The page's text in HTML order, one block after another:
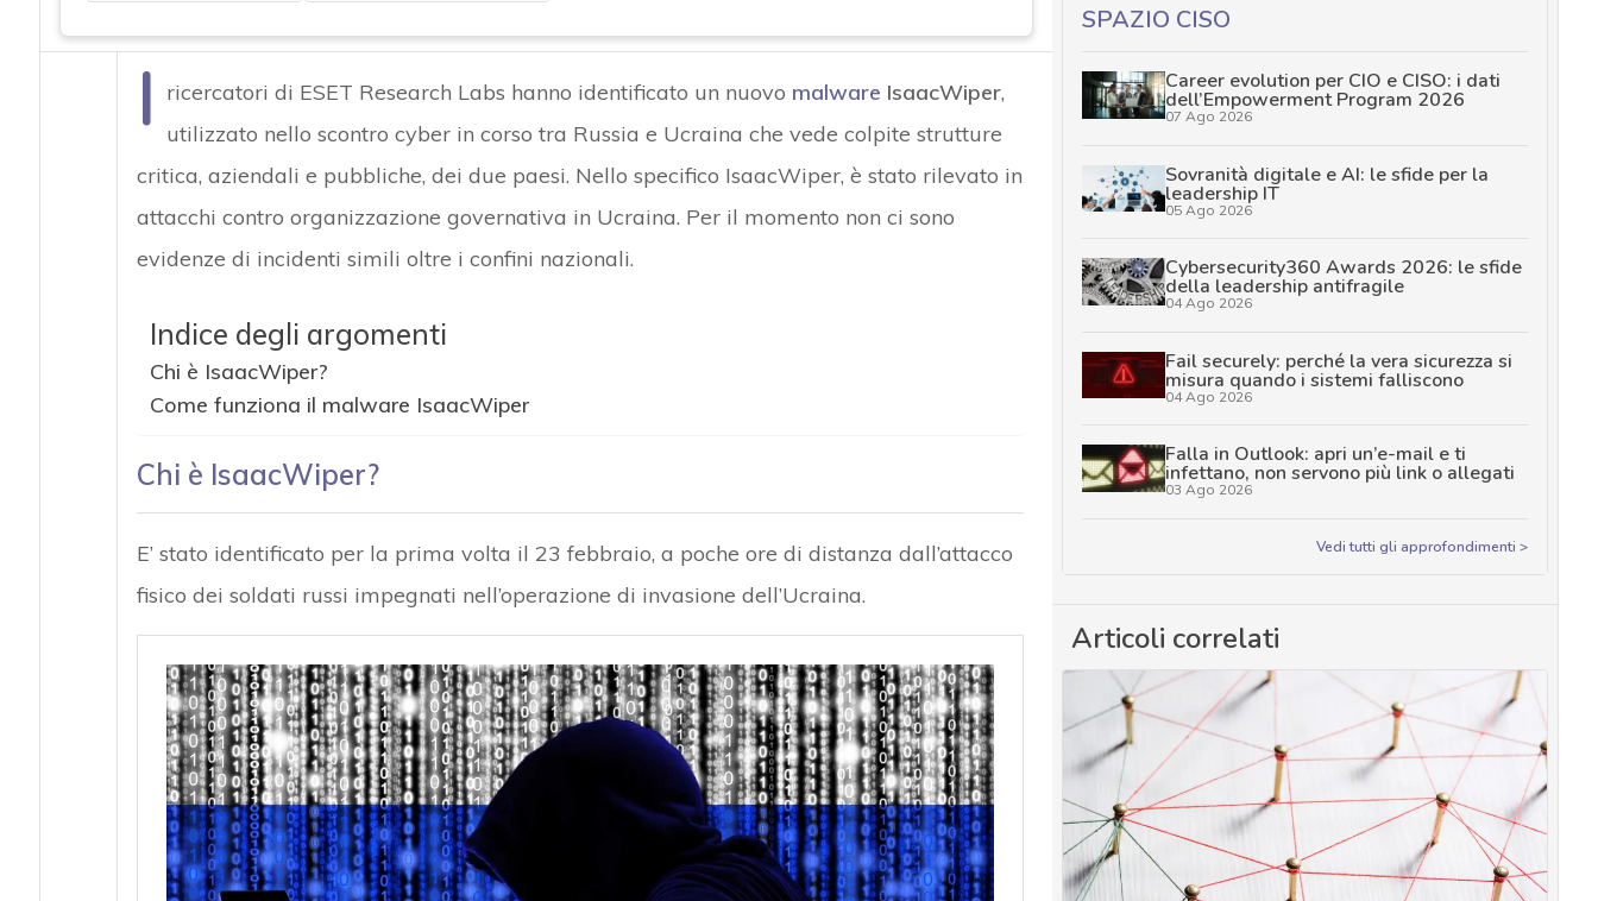
I ricercatori di ESET Research Labs hanno identificato un nuovo malware IsaacWiper,
utilizzato nello scontro cyber in corso tra Russia e Ucraina che vede colpite strutture
critica, aziendali e pubbliche, dei due paesi. Nello specifico IsaacWiper, è stato rilevato in
attacchi contro organizzazione governativa in Ucraina. Per il momento non ci sono
evidenze di incidenti simili oltre i confini nazionali.
Indice degli argomenti
Chi è IsaacWiper?
Come funziona il malware IsaacWiper
Chi è IsaacWiper?
E’ stato identificato per la prima volta il 23 febbraio, a poche ore di distanza dall’attacco
fisico dei soldati russi impegnati nell’operazione di invasione dell’Ucraina.
SPAZIO CISO
Career evolution per CIO e CISO: i dati
dell’Empowerment Program 2026
07 Ago 2026
Sovranità digitale e AI: le sfide per la
leadership IT
05 Ago 2026
Cybersecurity360 Awards 2026: le sfide
della leadership antifragile
04 Ago 2026
Fail securely: perché la vera sicurezza si
misura quando i sistemi falliscono
04 Ago 2026
Falla in Outlook: apri un’e-mail e ti
infettano, non servono più link o allegati
03 Ago 2026
Vedi tutti gli approfondimenti >
Articoli correlati